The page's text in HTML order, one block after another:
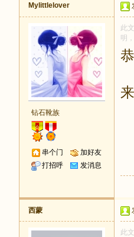
Mylittlelover
钻石靴族
串个门
加好友
打招呼
发消息
此
明
西蒙
此